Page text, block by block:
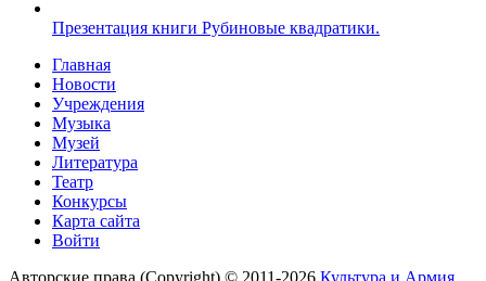
Презентация книги Рубиновые квадратики.
Главная
Новости
Учреждения
Музыка
Музей
Литература
Театр
Конкурсы
Карта сайта
Войти